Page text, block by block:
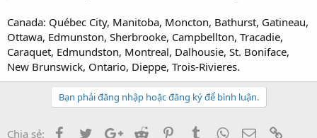
Canada: Québec City, Manitoba, Moncton, Bathurst, Gatineau,
Ottawa, Edmunston, Sherbrooke, Campbellton, Tracadie,
Caraquet, Edmundston, Montreal, Dalhousie, St. Boniface,
New Brunswick, Ontario, Dieppe, Trois-Rivieres.
Bạn phải đăng nhập hoặc đăng ký để bình luận.
Chia sẻ: FacebookTwitterGoogle+
Reddit PinterestTumblrWhatsApp
Email